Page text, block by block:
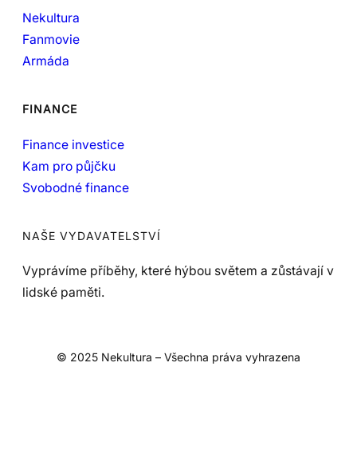
Nekultura
Fanmovie
Armáda
FINANCE
Finance investice
Kam pro půjčku
Svobodné finance
NAŠE VYDAVATELSTVÍ
Vyprávíme příběhy, které hýbou světem a zůstávají v
lidské paměti.
© 2025 Nekultura – Všechna práva vyhrazena